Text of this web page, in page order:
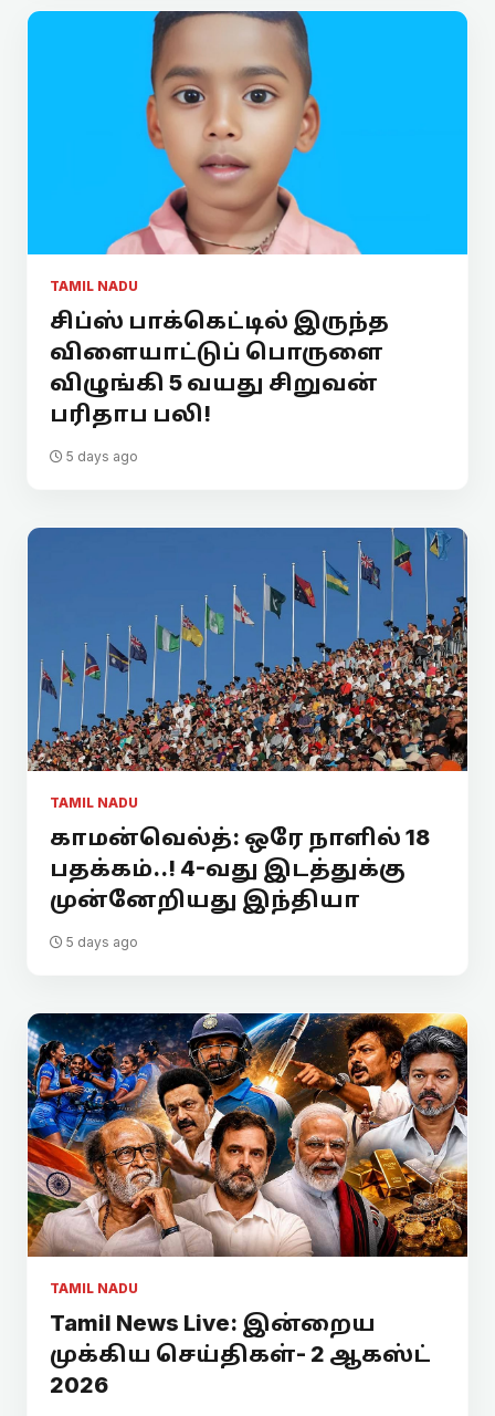
TAMIL NADU
சிப்ஸ் பாக்கெட்டில் இருந்த
விளையாட்டுப் பொருளை
விழுங்கி 5 வயது சிறுவன்
பரிதாப பலி!
5 days ago
TAMIL NADU
காமன்வெல்த்: ஒரே நாளில் 18
பதக்கம்..! 4-வது இடத்துக்கு
முன்னேறியது இந்தியா
5 days ago
TAMIL NADU
Tamil News Live: இன்றைய
முக்கிய செய்திகள்- 2 ஆகஸ்ட்
2026